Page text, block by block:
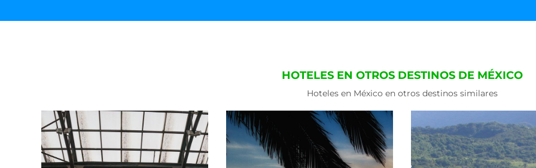
HOTELES EN OTROS DESTINOS DE MÉXICO
Hoteles en México en otros destinos similares